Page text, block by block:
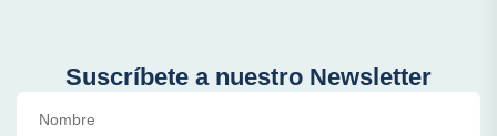
Suscríbete a nuestro Newsletter